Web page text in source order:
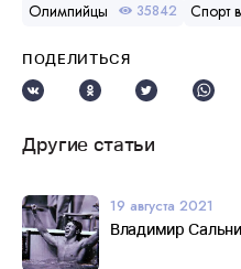
Олимпийцы 35842 Спорт
ПОДЕЛИТЬСЯ
Другие статьи
19 августа 2021
Владимир